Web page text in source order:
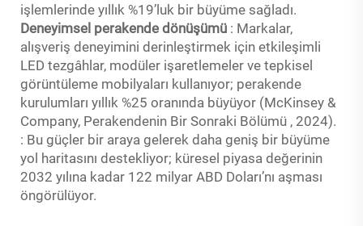
işlemlerinde yıllık %19’luk bir büyüme sağladı.
Deneyimsel perakende dönüşümü : Markalar,
alışveriş deneyimini derinleştirmek için etkileşimli
LED tezgâhlar, modüler işaretlemeler ve tepkisel
görüntüleme mobilyaları kullanıyor; perakende
kurulumları yıllık %25 oranında büyüyor (McKinsey &
Company, Perakendenin Bir Sonraki Bölümü , 2024).
: Bu güçler bir araya gelerek daha geniş bir büyüme
yol haritasını destekliyor; küresel piyasa değerinin
2032 yılına kadar 122 milyar ABD Doları’nı aşması
öngörülüyor.